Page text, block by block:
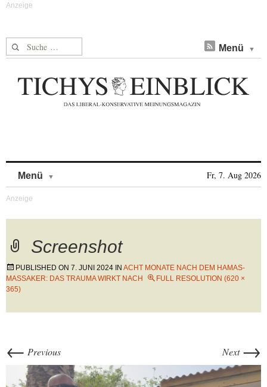
Suche nach: Menü
Menü Fr, 7. Aug 2026
Screenshot
PUBLISHED ON 7. JUNI 2024 IN ACHT MONATE NACH DEM HAMAS-
MASSAKER: DAS TRAUMA WIRKT NACH
FULL RESOLUTION (620 ×
365)
← Previous Next →